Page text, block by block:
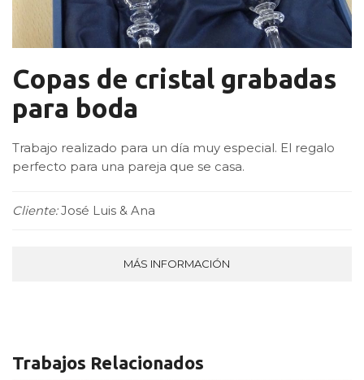
Copas de cristal grabadas
para boda
Trabajo realizado para un día muy especial. El regalo
perfecto para una pareja que se casa.
Cliente:José Luis & Ana
MÁS INFORMACIÓN
Trabajos Relacionados